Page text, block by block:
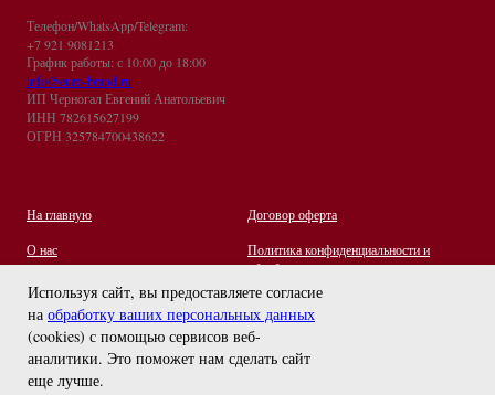
задайте вопрос
Используя сайт, вы предоставляете согласие
на обработку ваших персональных данных
(cookies) с помощью сервисов веб-
аналитики. Это поможет нам сделать сайт
еще лучше.
Телефон/WhatsApp/Telegram:
+7 921 9081213
График работы: с 10:00 до 18:00
info@euro-brand.ru
ИП Черногал Евгений Анатольевич
ИНН 782615627199
ОГРН 325784700438622
На главную
О нас
Контакты
Отзывы
Договор оферта
Политика конфиденциальности и
обработки персональных данных
Оплата и Доставка